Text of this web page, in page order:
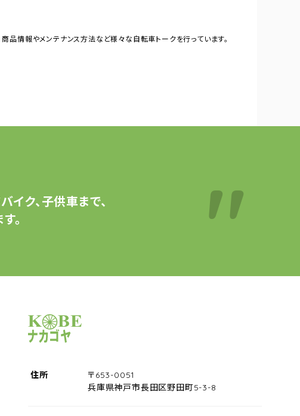
商品情報やメンテナンス方法など様々な自転車トークを行っています。
イク、子供車まで、
。
サイクルショップナカゴヤ
住所
〒653-0051
兵庫県神戸市長田区野田町5-3-8